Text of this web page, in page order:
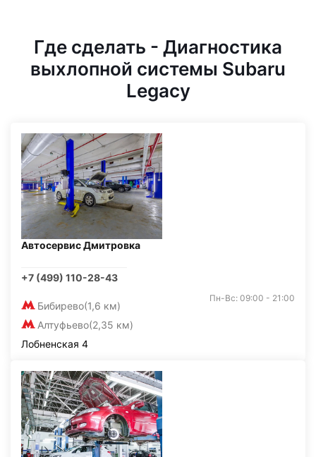
Где сделать - Диагностика
выхлопной системы Subaru
Legacy
Автосервис Дмитровка
+7 (499) 110-28-43
Бибирево(1,6 км)
Алтуфьево(2,35 км)
Пн-Вс: 09:00 - 21:00
Лобненская 4